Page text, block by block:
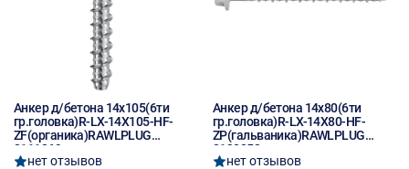
Анкер д/бетона 14х105(6ти
гр.головка)R-LX-14X105-HF-
ZF(органика)RAWLPLUG
8111269
нет отзывов
Анкер д/бетона 14х80(6ти
гр.головка)R-LX-14X80-HF-
ZP(гальваника)RAWLPLUG
8130052
нет отзывов